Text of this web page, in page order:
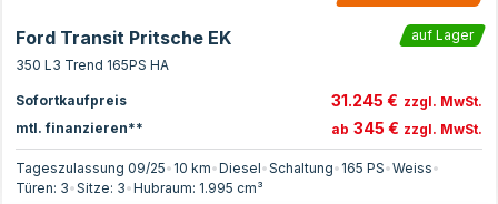
Ford Transit Pritsche EK
auf Lager
350 L3 Trend 165PS HA
Sofortkaufpreis 31.245 € zzgl. MwSt.
mtl. finanzieren**
ab 345 € zzgl. MwSt.
Tageszulassung 09/25• 10 km•Diesel•Schaltung• 165 PS•Weiss•
Türen: 3•Sitze: 3•Hubraum: 1.995 cm³